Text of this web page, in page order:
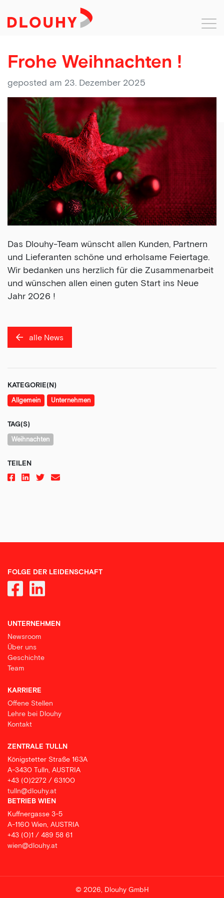
Frohe Weihnachten !
geposted am 23. Dezember 2025
Das Dlouhy-Team wünscht allen Kunden, Partnern
und Lieferanten schöne und erholsame Feiertage.
Wir bedanken uns herzlich für die Zusammenarbeit
und wünschen allen einen guten Start ins Neue
Jahr 2026 !
alle News
KATEGORIE(N)
Allgemein Unternehmen
TAG(S)
Weihnachten
TEILEN
FOLGE DER LEIDENSCHAFT
UNTERNEHMEN
Newsroom
Über uns
Geschichte
Team
KARRIERE
Offene Stellen
Lehre bei Dlouhy
Kontakt
ZENTRALE TULLN
Königstetter Straße 163A
A-3430 Tulln, AUSTRIA
+43 (0)2272 / 63100
tulln@dlouhy.at
BETRIEB WIEN
Kuffnergasse 3-5
A-1160 Wien, AUSTRIA
+43 (0)1 / 489 58 61
wien@dlouhy.at
© 2026, Dlouhy GmbH